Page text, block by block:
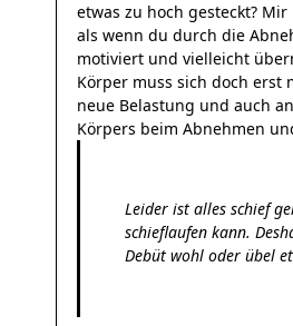
etwas zu hoch gesteckt? Mir
als wenn du durch die
motiviert und vielleicht
Körper muss sich doch erst
neue Belastung und auch
Körpers beim Abnehmen
Leider ist alles schief
schieflaufen kann.
Debüt wohl oder übel